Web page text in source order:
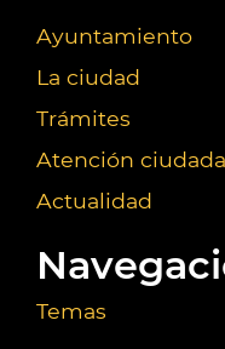
Ayuntamiento
La ciudad
Trámites
Atención
Actualidad
Temas